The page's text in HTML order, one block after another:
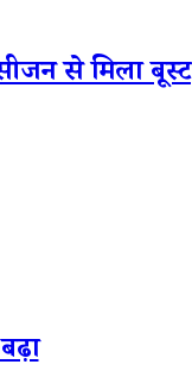
से मिला बूस्ट